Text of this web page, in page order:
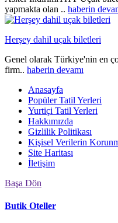
yapmakta olan .. haberin
Herşey dahil uçak biletleri
Genel olarak Türkiye'nin en
firm.. haberin devamı
Anasayfa
Popüler Tatil Yerleri
Yurtiçi Tatil Yerleri
Hakkımızda
Gizlilik Politikası
Kişisel Verilerin
Site Haritası
İletişim
Başa Dön
Butik Oteller